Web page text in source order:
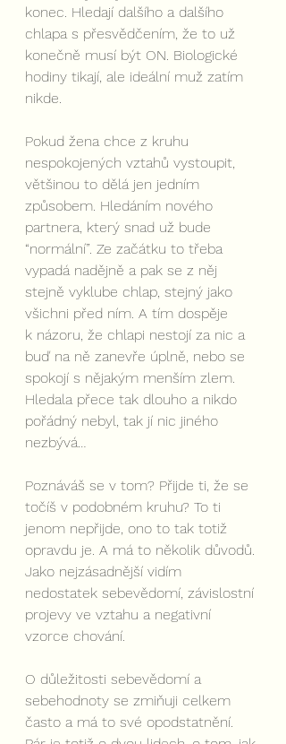
konec. Hledají dalšího a dalšího
chlapa s přesvědčením, že to už
konečně musí být ON. Biologické
hodiny tikají, ale ideální muž zatím
nikde.
Pokud žena chce z kruhu
nespokojených vztahů vystoupit,
většinou to dělá jen jedním
způsobem. Hledáním nového
partnera, který snad už bude
“normální”. Ze začátku to třeba
vypadá nadějně a pak se z něj
stejně vyklube chlap, stejný jako
všichni před ním. A tím dospěje
k názoru, že chlapi nestojí za nic a
buď na ně zanevře úplně, nebo se
spokojí s nějakým menším zlem.
Hledala přece tak dlouho a nikdo
pořádný nebyl, tak jí nic jiného
nezbývá…
Poznáváš se v tom? Přijde ti, že se
točíš v podobném kruhu? To ti
jenom nepřijde, ono to tak totiž
opravdu je. A má to několik důvodů.
Jako nejzásadnější vidím
nedostatek sebevědomí, závislostní
projevy ve vztahu a negativní
vzorce chování.
O důležitosti sebevědomí a
sebehodnoty se zmiňuji celkem
často a má to své opodstatnění.